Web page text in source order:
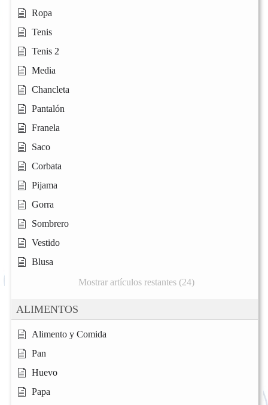
Ropa
Tenis
Tenis 2
Media
Chancleta
Pantalón
Franela
Saco
Corbata
Pijama
Gorra
Sombrero
Vestido
Blusa
Mostrar artículos restantes (24)
ALIMENTOS
Alimento y Comida
Pan
Huevo
Papa